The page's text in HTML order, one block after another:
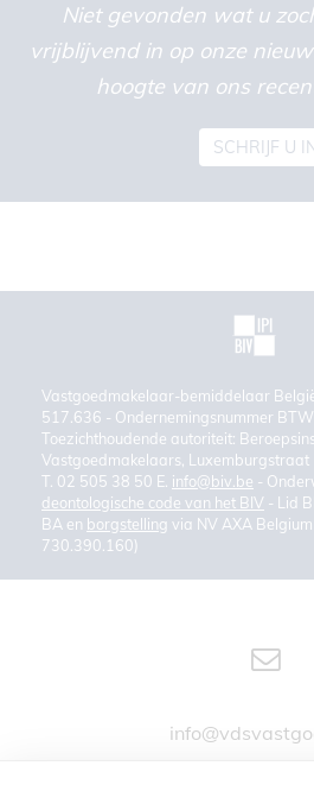
Niet gevonden wat u
vrijblijvend in op onze
hoogte van ons
SCHRIJF U
Vastgoedmakelaar-bemiddelaar
517.636 - Ondernemingsnummer
Toezichthoudende autoriteit:
Vastgoedmakelaars, Luxemburgstraat
T. 02 505 38 50 E. info@biv.be -
deontologische code van het BIV - Lid
BA en borgstelling via NV AXA Belgium
730.390.160)